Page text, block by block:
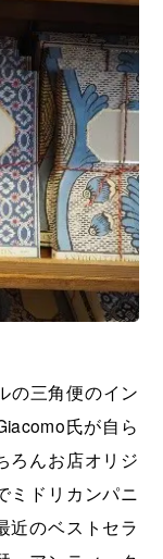
の三角便のイン
氏が自ら
ろんお店オリジ
ミドリカンパニ
近のベストセラ